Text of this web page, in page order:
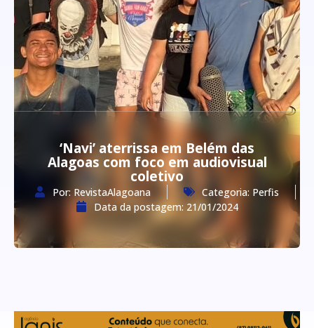
‘Navi’ aterrissa em Belém das
Alagoas com foco em audiovisual
coletivo
Por: RevistaAlagoana Categoria: Perfis
Data da postagem: 21/01/2024